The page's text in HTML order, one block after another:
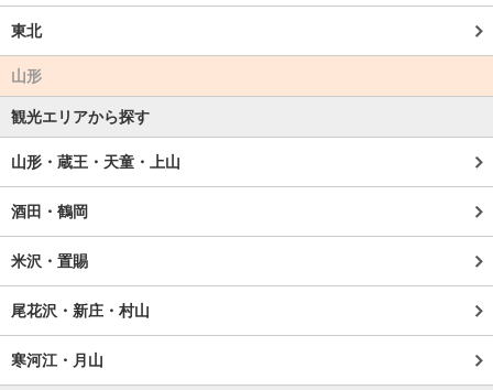
東北
山形
観光エリアから探す
山形・蔵王・天童・上山
酒田・鶴岡
米沢・置賜
尾花沢・新庄・村山
寒河江・月山